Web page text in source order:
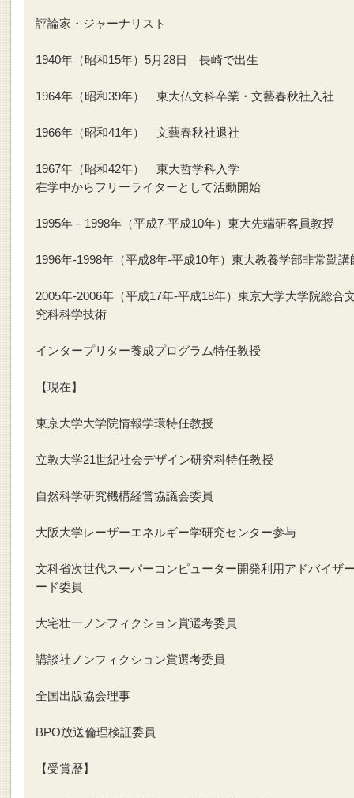
評論家・ジャーナリスト
1940年（昭和15年）5月28日 長崎で出生
1964年（昭和39年） 東大仏文科卒業・文藝春秋社入社
1966年（昭和41年） 文藝春秋社退社
1967年（昭和42年） 東大哲学科入学
在学中からフリーライターとして活動開始
1995年－1998年（平成7-平成10年）東大先端研客員教授
1996年-1998年（平成8年-平成10年）東大教養学部非常勤講
2005年-2006年（平成17年-平成18年）東京大学大学院総合
究科科学技術
インタープリター養成プログラム特任教授
【現在】
東京大学大学院情報学環特任教授
立教大学21世紀社会デザイン研究科特任教授
自然科学研究機構経営協議会委員
大阪大学レーザーエネルギー学研究センター参与
文科省次世代スーパーコンピューター開発利用アドバイザ
ード委員
大宅壮一ノンフィクション賞選考委員
講談社ノンフィクション賞選考委員
全国出版協会理事
BPO放送倫理検証委員
【受賞歴】